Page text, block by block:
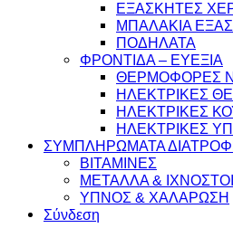
ΕΞΑΣΚΗΤΕΣ
ΜΠΑΛΑΚΙΑ
ΠΟΔΗΛΑΤΑ
ΦΡΟΝΤΙΔΑ – ΕΥΕΞΙΑ
ΘΕΡΜΟΦΟΡΕΣ
ΗΛΕΚΤΡΙΚΕΣ
ΗΛΕΚΤΡΙΚΕΣ
ΗΛΕΚΤΡΙΚΕΣ
ΣΥΜΠΛΗΡΩΜΑΤΑ
ΒΙΤΑΜΙΝΕΣ
ΜΕΤΑΛΛΑ &
ΥΠΝΟΣ & ΧΑΛΑΡΩΣΗ
Σύνδεση